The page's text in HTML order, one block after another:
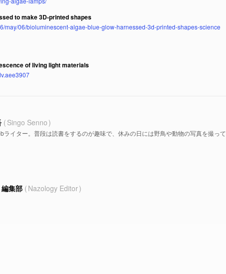
to make 3D-printed shapes
may/06/bioluminescent-algae-blue-glow-harnessed-3d-printed-shapes-science
of living light materials
Singo Senno
ライター。普段は読書をするのが趣味で、休みの日には野鳥や動物の写真を撮って
集部 Nazology Editor